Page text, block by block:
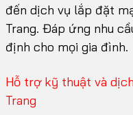
đến dịch vụ lắp đặt
Trang. Đáp ứng nhu
định cho mọi gia đình.
Hỗ trợ kỹ thuật và
Trang